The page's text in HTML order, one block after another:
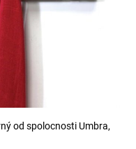
od spolocnosti Umbra,